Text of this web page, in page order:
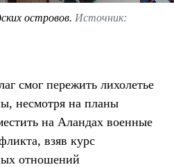
островов. Источник:
смог пережить лихолетье
несмотря на планы
на Аландах военные
взяв курс
отношений